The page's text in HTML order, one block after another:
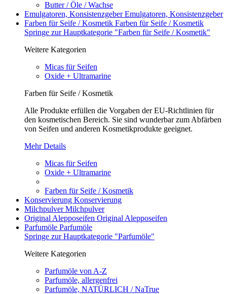
Butter / Öle / Wachse
Emulgatoren, KonsistenzgeberEmulgatoren, Konsistenzgeber
Farben für Seife / Kosmetik Farben für Seife / Kosmetik
Springe zur Hauptkategorie "Farben für Seife / Kosmetik"
Weitere Kategorien
Micas für Seifen
Oxide + Ultramarine
Farben für Seife / Kosmetik
Alle Produkte erfüllen die Vorgaben der EU-Richtlinien für
den kosmetischen Bereich. Sie sind wunderbar zum Abfärben
von Seifen und anderen Kosmetikprodukte geeignet.
Mehr Details
Micas für Seifen
Oxide + Ultramarine
Farben für Seife / Kosmetik
Konservierung Konservierung
MilchpulverMilchpulver
Original Alepposeifen Original Alepposeifen
Parfumöle Parfumöle
Springe zur Hauptkategorie "Parfumöle"
Weitere Kategorien
Parfumöle von A-Z
Parfumöle, allergenfrei
Parfumöle, NATÜRLICH / NaTrue